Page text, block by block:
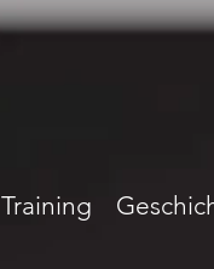
Training